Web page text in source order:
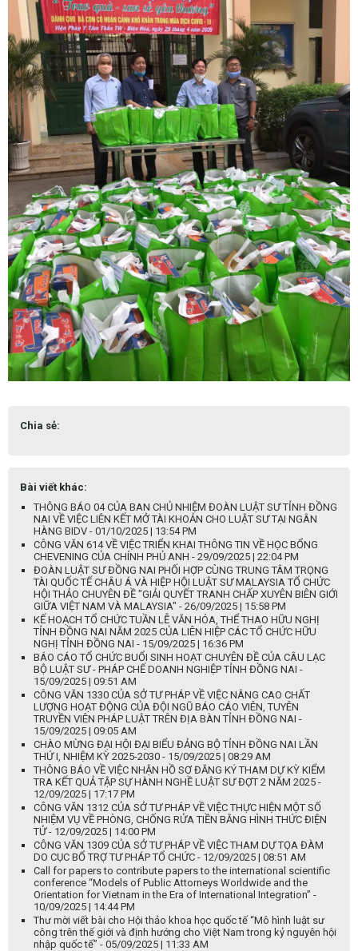
Chia sẻ:
Bài viết khác:
THÔNG BÁO 04 CỦA BAN CHỦ NHIỆM ĐOÀN LUẬT SƯ TỈNH ĐỒNG
NAI VỀ VIỆC LIÊN KẾT MỞ TÀI KHOẢN CHO LUẬT SƯ TẠI NGÂN
HÀNG BIDV - 01/10/2025 | 13:54 PM
CÔNG VĂN 614 VỀ VIỆC TRIỂN KHAI THÔNG TIN VỀ HỌC BỔNG
CHEVENING CỦA CHÍNH PHỦ ANH - 29/09/2025 | 22:04 PM
ĐOÀN LUẬT SƯ ĐỒNG NAI PHỐI HỢP CÙNG TRUNG TÂM TRỌNG
TÀI QUỐC TẾ CHÂU Á VÀ HIỆP HỘI LUẬT SƯ MALAYSIA TỔ CHỨC
HỘI THẢO CHUYÊN ĐỀ "GIẢI QUYẾT TRANH CHẤP XUYÊN BIÊN GIỚI
GIỮA VIỆT NAM VÀ MALAYSIA" - 26/09/2025 | 15:58 PM
KẾ HOẠCH TỔ CHỨC TUẦN LỄ VĂN HÓA, THỂ THAO HỮU NGHỊ
TỈNH ĐỒNG NAI NĂM 2025 CỦA LIÊN HIỆP CÁC TỔ CHỨC HỮU
NGHỊ TỈNH ĐỒNG NAI - 15/09/2025 | 16:36 PM
BÁO CÁO TỔ CHỨC BUỔI SINH HOẠT CHUYÊN ĐỀ CỦA CÂU LẠC
BỘ LUẬT SƯ - PHÁP CHẾ DOANH NGHIỆP TỈNH ĐỒNG NAI -
15/09/2025 | 09:51 AM
CÔNG VĂN 1330 CỦA SỞ TƯ PHÁP VỀ VIỆC NÂNG CAO CHẤT
LƯỢNG HOẠT ĐỘNG CỦA ĐỘI NGŨ BÁO CÁO VIÊN, TUYÊN
TRUYỀN VIÊN PHÁP LUẬT TRÊN ĐỊA BÀN TỈNH ĐỒNG NAI -
15/09/2025 | 09:05 AM
CHÀO MỪNG ĐẠI HỘI ĐẠI BIỂU ĐẢNG BỘ TỈNH ĐỒNG NAI LẦN
THỨ I, NHIỆM KỲ 2025-2030 - 15/09/2025 | 08:29 AM
THÔNG BÁO VỀ VIỆC NHẬN HỒ SƠ ĐĂNG KÝ THAM DỰ KỲ KIỂM
TRA KẾT QUẢ TẬP SỰ HÀNH NGHỀ LUẬT SƯ ĐỢT 2 NĂM 2025 -
12/09/2025 | 17:17 PM
CÔNG VĂN 1312 CỦA SỞ TƯ PHÁP VỀ VIỆC THỰC HIỆN MỘT SỐ
NHIỆM VỤ VỀ PHÒNG, CHỐNG RỬA TIỀN BẰNG HÌNH THỨC ĐIỆN
TỬ - 12/09/2025 | 14:00 PM
CÔNG VĂN 1309 CỦA SỞ TƯ PHÁP VỀ VIỆC THAM DỰ TỌA ĐÀM
DO CỤC BỔ TRỢ TƯ PHÁP TỔ CHỨC - 12/09/2025 | 08:51 AM
Call for papers to contribute papers to the international scientific
conference “Models of Public Attorneys Worldwide and the
Orientation for Vietnam in the Era of International Integration” -
10/09/2025 | 14:44 PM
Thư mời viết bài cho Hội thảo khoa học quốc tế “Mô hình luật sư
công trên thế giới và định hướng cho Việt Nam trong kỷ nguyên hội
nhập quốc tế” - 05/09/2025 | 11:33 AM